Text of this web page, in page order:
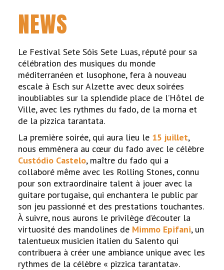
NEWS
Le Festival Sete Sóis Sete Luas, réputé pour sa
célébration des musiques du monde
méditerranéen et lusophone, fera à nouveau
escale à Esch sur Alzette avec deux soirées
inoubliables sur la splendide place de l’Hôtel de
Ville, avec les rythmes du fado, de la morna et
de la pizzica tarantata.
La première soirée, qui aura lieu le 15 juillet,
nous emmènera au cœur du fado avec le célèbre
Custódio Castelo, maître du fado qui a
collaboré même avec les Rolling Stones, connu
pour son extraordinaire talent à jouer avec la
guitare portugaise, qui enchantera le public par
son jeu passionné et des prestations touchantes.
À suivre, nous aurons le privilège d’écouter la
virtuosité des mandolines de Mimmo Epifani, un
talentueux musicien italien du Salento qui
contribuera à créer une ambiance unique avec les
rythmes de la célèbre « pizzica tarantata».